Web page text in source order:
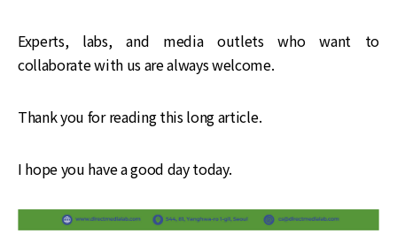
Experts, labs, and media outlets who want to
collaborate with us are always welcome.
Thank you for reading this long article.
I hope you have a good day today.